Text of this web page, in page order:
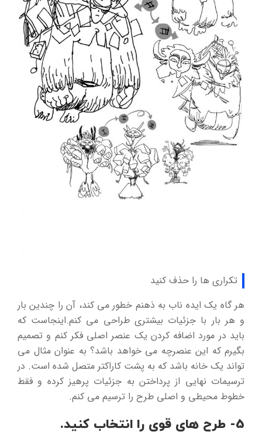
تکراری ها را حذف کنید
هر گاه یک ایده ناب به ذهنم خطور می کند، آن را چندین بار
و هر بار با جزئیات بیشتری طراحی می کنم.اینجاست که
باید در مورد اضافه کردن یک عنصر اصلی فکر کنم و تصمیم
بگیرم که این عنصرچه می خواهد باشد؟ به عنوان مثال می
تواند یک خانه باشد که به پشت کاراکتر متصل شده است. در
ترسیمات نهایی از پرداختن به جزئیات پرهیز کرده و فقط
خطوط محیطی و اصلی طرح را ترسیم می کنم.
5- طرح های قوی را انتخاب کنید.